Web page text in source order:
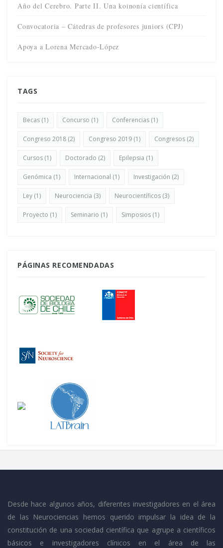
Año del Cerebro. Parte II. Una koinonía científica
Convocatoria – Cátedras de profesores juniors (CPJ)
Apoya a Lorena Mercado-López
TAGS
Becas (1) Concurso (1) Conferencias (1)
Congreso 2018 (2) Congreso 2019 (1) Congresos (2)
Cursos (1) Doctorado (2) Epilepsia (1)
Genómica (1) Internacional (1) Investigación (2)
Ley (1) Neurociencia (3) Neurocientíficos (3)
Proyecto (1) Seminario (1) Simposios (1)
PÁGINAS RECOMENDADAS
Desde hace algunos años, diferentes investigadores en el área
de las Neurociencias hemos querido impulsar la idea de la
constitución de una sociedad científica que agrupe a científicos
básicos e investigadores clínicos en el área de las